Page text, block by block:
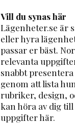
Vill du synas här
Lägenheter.se är
eller hyra
passar er bäst.
relevanta
snabbt
genom att lista
rubriker, design,
kan höra av dig
uppgifter här.